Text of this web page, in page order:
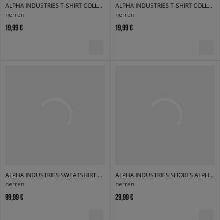
ALPHA INDUSTRIES T-SHIRT COLLEGE T
herren
19,99 €
ALPHA INDUSTRIES T-SHIRT COLLEGE T
herren
19,99 €
ALPHA INDUSTRIES SWEATSHIRT COLLEGE SWEATER
herren
99,99 €
ALPHA INDUSTRIES SHORTS ALPHA ESSENTIALS RL SHORTS
herren
29,99 €